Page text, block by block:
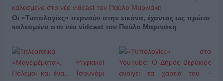
Οι «Τυπολογίες» περνούν στην εικόνα, έχοντας ως πρώτο
καλεσμένο στο νέο vidcast τον Παύλο Μαρινάκη